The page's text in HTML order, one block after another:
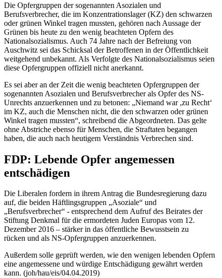
Die Opfergruppen der sogenannten Asozialen und
Berufsverbrecher, die im Konzentrationslager (KZ) den schwarzen
oder grünen Winkel tragen mussten, gehören nach Aussage der
Grünen bis heute zu den wenig beachteten Opfern des
Nationalsozialismus. Auch 74 Jahre nach der Befreiung von
Auschwitz sei das Schicksal der Betroffenen in der Öffentlichkeit
weitgehend unbekannt. Als Verfolgte des Nationalsozialismus seien
diese Opfergruppen offiziell nicht anerkannt.
Es sei aber an der Zeit die wenig beachteten Opfergruppen der
sogenannten Asozialen und Berufsverbrecher als Opfer des NS-
Unrechts anzuerkennen und zu betonen: „Niemand war ,zu Recht‘
im KZ, auch die Menschen nicht, die den schwarzen oder grünen
Winkel tragen mussten“, schreibend die Abgeordneten. Das gelte
ohne Abstriche ebenso für Menschen, die Straftaten begangen
haben, die auch nach heutigem Verständnis Verbrechen sind.
FDP: Lebende Opfer angemessen
entschädigen
Die Liberalen fordern in ihrem Antrag die Bundesregierung dazu
auf, die beiden Häftlingsgruppen „Asoziale“ und
„Berufsverbrecher“ - entsprechend dem Aufruf des Beirates der
Stiftung Denkmal für die ermordeten Juden Europas vom 12.
Dezember 2016 – stärker in das öffentliche Bewusstsein zu
rücken und als NS-Opfergruppen anzuerkennen.
Außerdem solle geprüft werden, wie den wenigen lebenden Opfern
eine angemessene und würdige Entschädigung gewährt werden
kann. (joh/hau/eis/04.04.2019)